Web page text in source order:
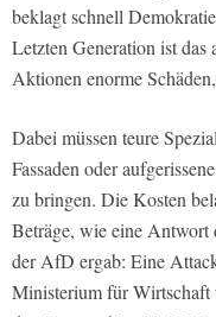
beklagt schnell
Letzten Generation ist das
Aktionen enorme
Dabei müssen teure
Fassaden oder
zu bringen. Die Kosten
Beträge, wie eine Antwort
der AfD ergab: Eine
Ministerium für